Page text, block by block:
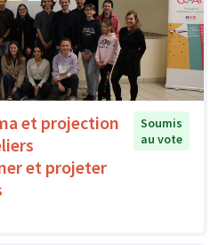
et projection
et projeter
Soumis
au vote